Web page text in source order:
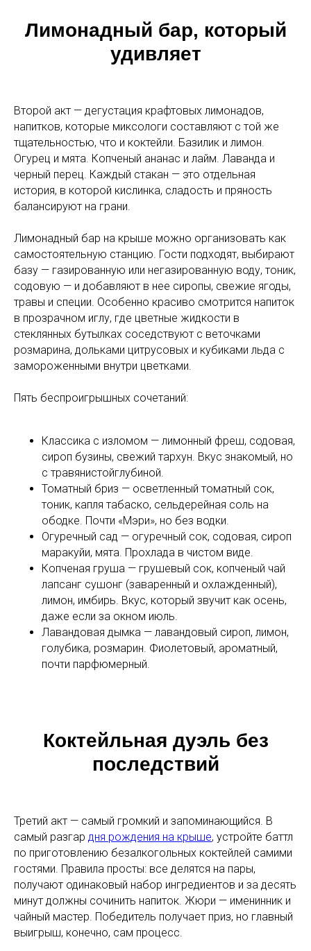
Лимонадный бар, который
удивляет
Второй акт — дегустация крафтовых лимонадов,
напитков, которые миксологи составляют с той же
тщательностью, что и коктейли. Базилик и лимон.
Огурец и мята. Копченый ананас и лайм. Лаванда и
черный перец. Каждый стакан — это отдельная
история, в которой кислинка, сладость и пряность
балансируют на грани.
Лимонадный бар на крыше можно организовать как
самостоятельную станцию. Гости подходят, выбирают
базу — газированную или негазированную воду, тоник,
содовую — и добавляют в нее сиропы, свежие ягоды,
травы и специи. Особенно красиво смотрится напиток
в прозрачном иглу, где цветные жидкости в
стеклянных бутылках соседствуют с веточками
розмарина, дольками цитрусовых и кубиками льда с
замороженными внутри цветками.
Пять беспроигрышных сочетаний:
Классика с изломом — лимонный фреш, содовая,
сироп бузины, свежий тархун. Вкус знакомый, но
с травянистойглубиной.
Томатный бриз — осветленный томатный сок,
тоник, капля табаско, сельдерейная соль на
ободке. Почти «Мэри», но без водки.
Огуречный сад — огуречный сок, содовая, сироп
маракуйи, мята. Прохлада в чистом виде.
Копченая груша — грушевый сок, копченый чай
лапсанг сушонг (заваренный и охлажденный),
лимон, имбирь. Вкус, который звучит как осень,
даже если за окном июль.
Лавандовая дымка — лавандовый сироп, лимон,
голубика, розмарин. Фиолетовый, ароматный,
почти парфюмерный.
Коктейльная дуэль без
последствий
Третий акт — самый громкий и запоминающийся. В
самый разгар дня рождения на крыше, устройте баттл
по приготовлению безалкогольных коктейлей самими
гостями. Правила просты: все делятся на пары,
получают одинаковый набор ингредиентов и за десять
минут должны сочинить напиток. Жюри — именинник и
чайный мастер. Победитель получает приз, но главный
выигрыш, конечно, сам процесс.